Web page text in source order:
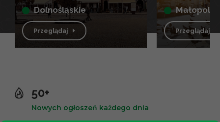
dolnośląskie
Przeglądaj Przeglądaj
50+
Nowych ogłoszeń każdego dnia